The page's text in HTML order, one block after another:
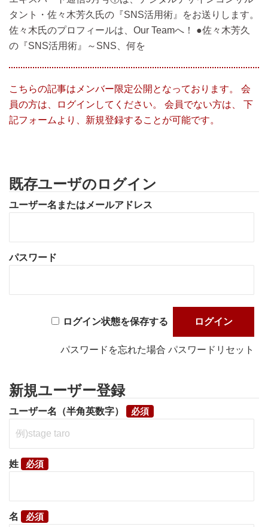
タント・佐々木芳久氏の『SNS活用術』をお送りします。
佐々木氏のプロフィールは、Our Teamへ！ ●佐々木芳久
の『SNS活用術』～SNS、何を
こちらの記事はメンバー限定公開となっております。 会
員の方は、ログインしてください。 会員でない方は、 下
記フォームより、新規登録することが可能です。
既存ユーザのログイン
ユーザー名またはメールアドレス
パスワード
ログイン状態を保存する
パスワードを忘れた場合 パスワードリセット
新規ユーザー登録
ユーザー名（半角英数字）
姓
名